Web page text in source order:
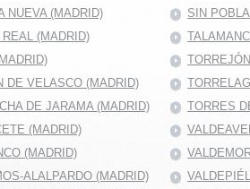
NUEVA (MADRID)
SIN
(MADRID)
DE VELASCO (MADRID)
DE JARAMA (MADRID)
TORRES
(MADRID)
(MADRID)
ALALPARDO (MADRID)